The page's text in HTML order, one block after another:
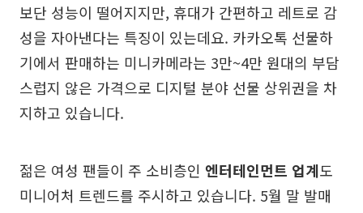
보단 성능이 떨어지지만, 휴대가 간편하고 레트로 감
성을 자아낸다는 특징이 있는데요. 카카오톡 선물하
기에서 판매하는 미니카메라는 3만~4만 원대의 부담
스럽지 않은 가격으로 디지털 분야 선물 상위권을 차
지하고 있습니다.
젊은 여성 팬들이 주 소비층인 엔터테인먼트 업계도
미니어처 트렌드를 주시하고 있습니다. 5월 말 발매